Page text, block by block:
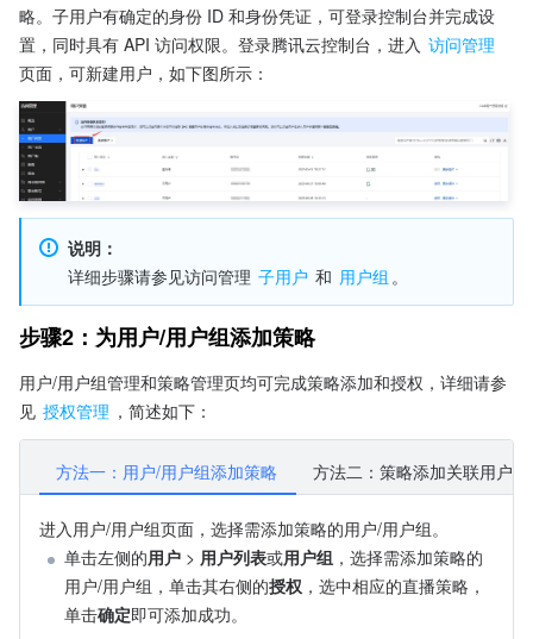
略。子用户有确定的身份 ID 和身份凭证，可登录控制台并完成设
置，同时具有 API 访问权限。登录腾讯云控制台，进入 访问管理
页面，可新建用户，如下图所示：
说明：
详细步骤请参见访问管理 子用户 和 用户组 。
步骤2：为用户/用户组添加策略
用户/用户组管理和策略管理页均可完成策略添加和授权，详细请参
见 授权管理 ，简述如下：
方法一：用户/用户组添加策略 方法二：策略添加关联用户/
进入用户/用户组页面，选择需添加策略的用户/用户组。
单击左侧的用户 > 用户列表或用户组 ，选择需添加策略的
用户/用户组，单击其右侧的授权 ，选中相应的直播策略，
单击确定即可添加成功。